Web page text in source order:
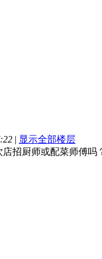
| 显示全部楼层
招厨师或配菜师傅吗